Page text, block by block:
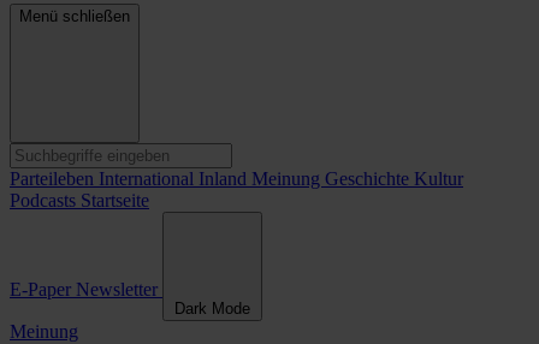
Menü schließen
Parteileben International Inland Meinung Geschichte Kultur
Podcasts Startseite
E-Paper Newsletter
Dark Mode
Meinung